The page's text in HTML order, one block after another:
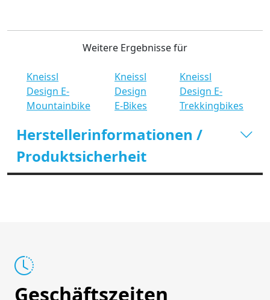
Weitere Ergebnisse für
Kneissl
Design E-
Mountainbike
Kneissl
Design
E-Bikes
Kneissl
Design E-
Trekkingbikes
Herstellerinformationen /
Produktsicherheit
Geschäftszeiten